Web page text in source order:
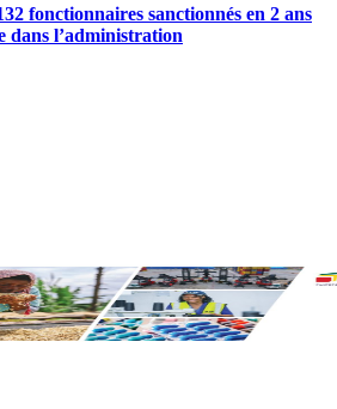
fonctionnaires sanctionnés en 2 ans
dans l’administration